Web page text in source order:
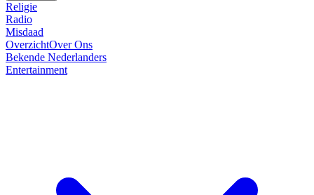
Religie
Radio
Misdaad
OverzichtOver Ons
Bekende Nederlanders
Entertainment